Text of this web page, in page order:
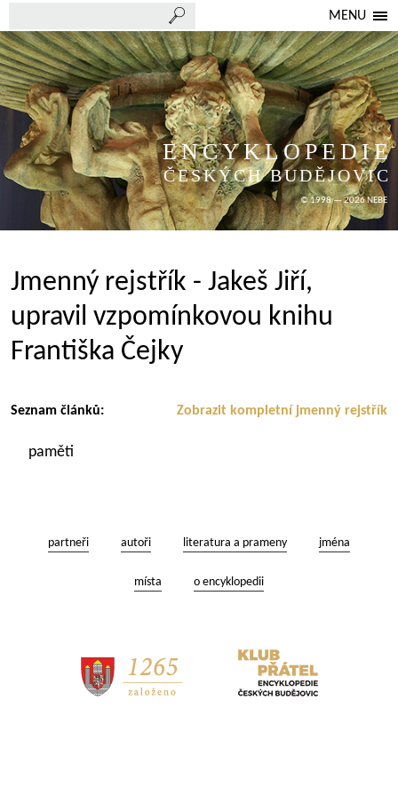
MENU
ENCYKLOPEDIE
ČESKÝCH BUDĚJOVIC
© 1998 — 2026 NEBE
Jmenný rejstřík - Jakeš Jiří,
upravil vzpomínkovou knihu
Františka Čejky
Zobrazit kompletní jmenný rejstřík
Seznam článků:
paměti
partneři autoři literatura a prameny jména
místa o encyklopedii